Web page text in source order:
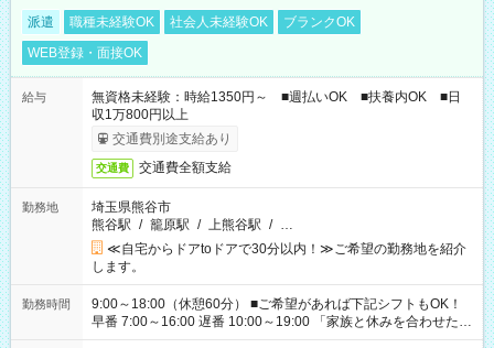
派遣 職種未経験OK 社会人未経験OK
ブランクOK
WEB登録・面接OK
給与
無資格未経験：時給1350円～ ■週払いOK ■扶養内OK ■日
収1万800円以上
交通費別途支給あり
交通費 交通費全額支給
勤務地
埼玉県熊谷市
熊谷駅 / 籠原駅 / 上熊谷駅 / …
≪自宅からドアtoドアで30分以内！≫ご希望の勤務地を紹介
します。
勤務時間
9:00～18:00（休憩60分） ■ご希望があれば下記シフトもOK！
早番 7:00～16:00 遅番 10:00～19:00 「家族と休みを合わせた
い」 「余裕を持って夕飯の準備がしたい」 「できれば残業はし